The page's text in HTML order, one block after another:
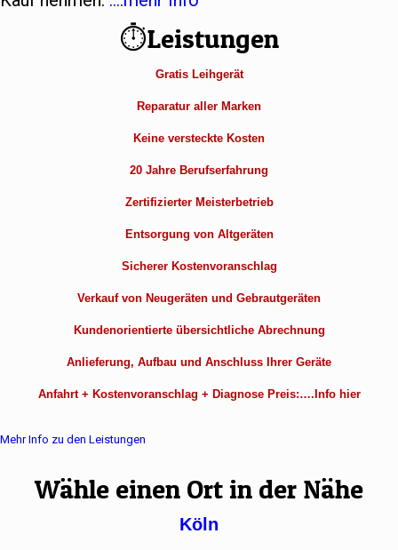
⏱Leistungen
Gratis Leihgerät
Reparatur aller Marken
Keine versteckte Kosten
20 Jahre Berufserfahrung
Zertifizierter Meisterbetrieb
Entsorgung von Altgeräten
Sicherer Kostenvoranschlag
Verkauf von Neugeräten und Gebrautgeräten
Kundenorientierte übersichtliche Abrechnung
Anlieferung, Aufbau und Anschluss Ihrer Geräte
Anfahrt + Kostenvoranschlag + Diagnose Preis:….Info hier
Mehr Info zu den Leistungen
Wähle einen Ort in der Nähe
Köln